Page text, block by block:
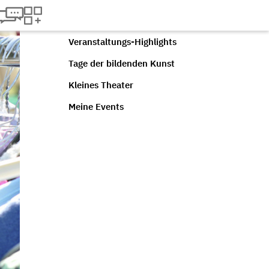
Veranstaltungs-Highlights
Tage der bildenden Kunst
Kleines Theater
Meine Events